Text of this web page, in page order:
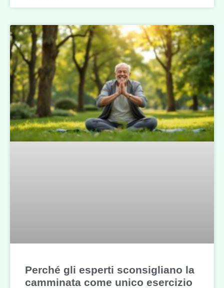
Perché gli esperti sconsigliano la
camminata come unico esercizio